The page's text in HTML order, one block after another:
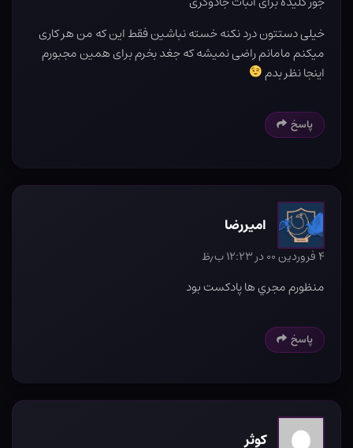
خیلی دستتون درد نکنه خسته نباشین فقط این که من هر کاری
میکنم مامانم راضی نمیشه که جغد بخرم برای همین مجبورم
اینجا نظر بدم
پاسخ
اميررضا
۴ فروردین ۰۰ در ۱۲:۲۳ ب٫ظ
منظورم مجري ها پادكست بود
پاسخ
کوثر